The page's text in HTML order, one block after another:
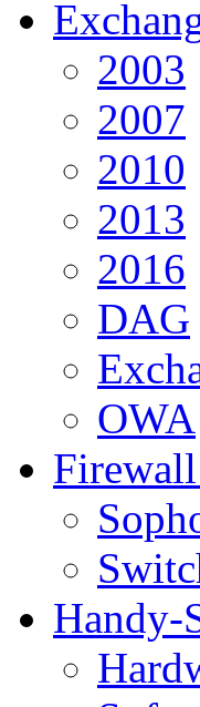
2003
2007
2010
2013
2016
DAG
OWA
Handy-